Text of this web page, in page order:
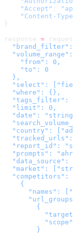
    "Accept"
:
"Content-
}
response =
"volume_range":
    "from": 0,
    "to": 0
  },
"select":
  "where": {},
"tags_filter":
  "limit": 0,
"date":
"country":
"report_id":
"prompts":
"data_source":
"market":
  "competitors": [
    {
"names":
        {
        }